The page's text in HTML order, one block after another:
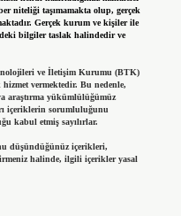
niteliği taşımamakta olup, gerçek
Gerçek kurum ve kişiler ile
bilgiler taslak halindedir ve
ve İletişim Kurumu (BTK)
hizmet vermektedir. Bu nedenle,
araştırma yükümlülüğümüz
içeriklerin sorumluluğunu
kabul etmiş sayılırlar.
düşündüğünüz içerikleri,
halinde, ilgili içerikler yasal